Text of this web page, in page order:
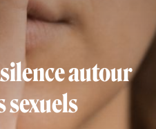
autour
sexuels